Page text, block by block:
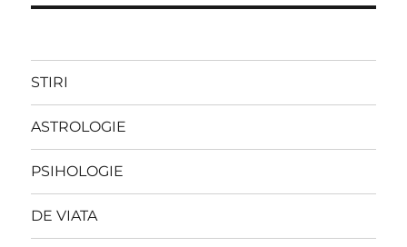
STIRI
ASTROLOGIE
PSIHOLOGIE
DE VIATA